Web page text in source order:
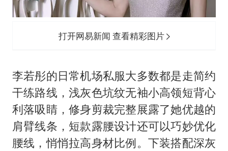
打开网易新闻 查看精彩图片
李若彤的日常机场私服大多数都是走简约
干练路线，浅灰色坑纹无袖小高领短背心
利落吸睛，修身剪裁完整展露了她优越的
肩臂线条，短款露腰设计还可以巧妙优化
腰线，悄悄拉高身材比例。下装搭配深灰